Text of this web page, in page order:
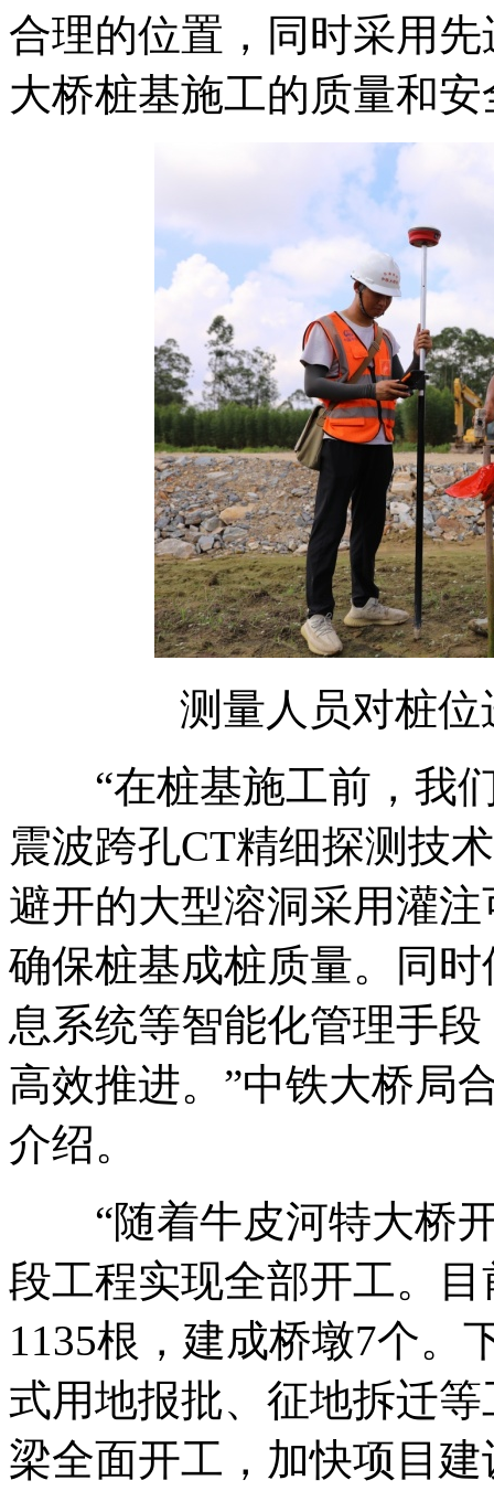
合理的位置，同时采用
大桥桩基施工的质量和安
测量人员对桩
“在桩基施工前，我们
震波跨孔CT精细探测技
避开的大型溶洞采用灌
确保桩基成桩质量。同
息系统等智能化管理手
高效推进。”中铁大桥局
介绍。
“随着牛皮河特大桥开
段工程实现全部开工。
1135根，建成桥墩7个。
式用地报批、征地拆迁
梁全面开工，加快项目